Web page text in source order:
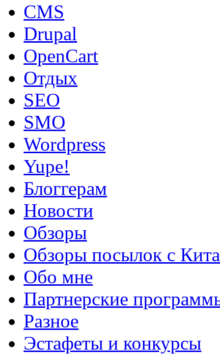
CMS
Drupal
OpenCart
Oтдых
SEO
SMO
Wordpress
Yupe!
Блоггерам
Новости
Обзоры
Обзоры посылок с
Обо мне
Партнерские
Разное
Эстафеты и конкурсы